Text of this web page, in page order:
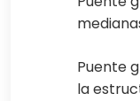
Puente
la